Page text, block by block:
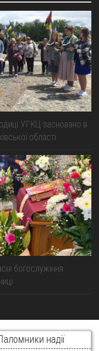
УГКЦ засновано в
області
богослужіння
надії